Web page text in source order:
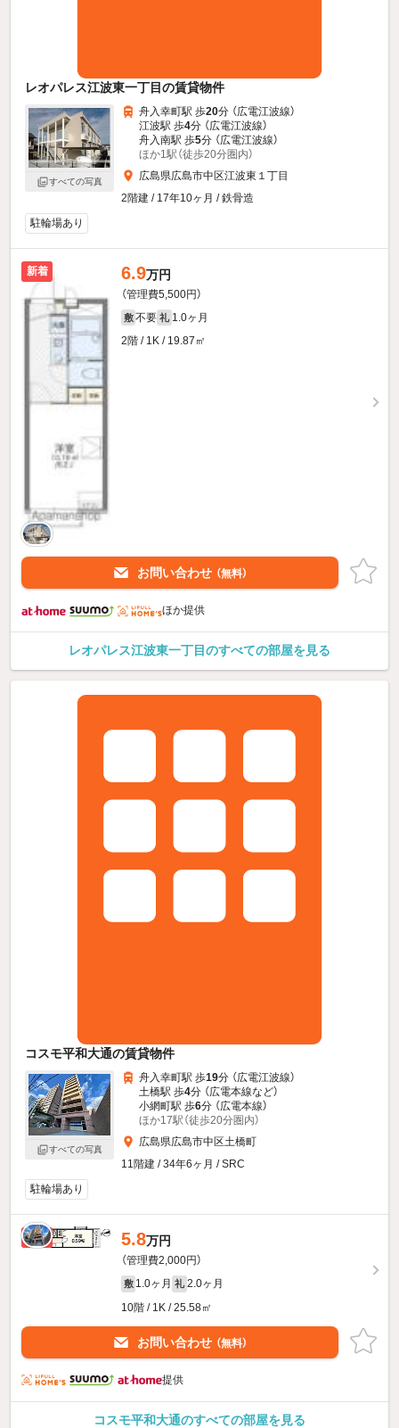
レオパレス江波東一丁目の賃貸物件
すべての写真
舟入幸町駅 歩20分 （広電江波線）
江波駅 歩4分 （広電江波線）
舟入南駅 歩5分 （広電江波線）
ほか1駅（徒歩20分圏内）
広島県広島市中区江波東１丁目
2階建 / 17年10ヶ月 / 鉄骨造
駐輪場あり
新着 6.9万円
（管理費5,500円）
敷 不要 礼 1.0ヶ月
2階 / 1K / 19.87㎡
お問い合わせ （無料）
ほか提供
レオパレス江波東一丁目のすべての部屋を見る
コスモ平和大通の賃貸物件
すべての写真
舟入幸町駅 歩19分 （広電江波線）
土橋駅 歩4分 （広電本線など）
小網町駅 歩6分 （広電本線）
ほか17駅（徒歩20分圏内）
広島県広島市中区土橋町
11階建 / 34年6ヶ月 / SRC
駐輪場あり
新着 5.8万円
（管理費2,000円）
敷 1.0ヶ月 礼 2.0ヶ月
10階 / 1K / 25.58㎡
お問い合わせ （無料）
提供
コスモ平和大通のすべての部屋を見る